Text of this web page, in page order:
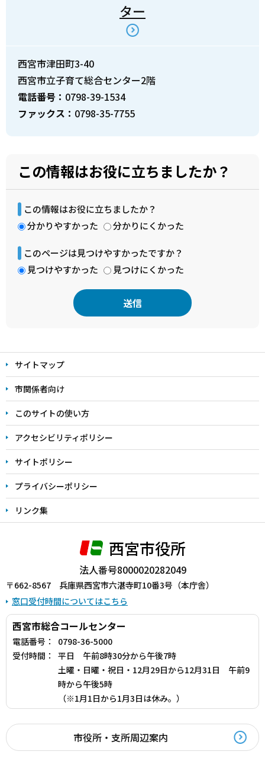
ター
西宮市津田町3-40
西宮市立子育て総合センター2階
電話番号： 0798-39-1534
ファックス： 0798-35-7755
この情報はお役に立ちましたか？
この情報はお役に立ちましたか？
分かりやすかった
分かりにくかった
このページは見つけやすかったですか？
見つけやすかった
見つけにくかった
文
こ
こ
ま
で
サイトマップ
市関係者向け
このサイトの使い方
アクセシビリティポリシー
サイトポリシー
プライバシーポリシー
リンク集
西宮市役所
法人番号8000020282049
〒662-8567 兵庫県西宮市六湛寺町10番3号（本庁舎）
窓口受付時間についてはこちら
西宮市総合コールセンター
電話番号：
0798-36-5000
受付時間：
平日 午前8時30分から午後7時
土曜・日曜・祝日・12月29日から12月31日 午前9
時から午後5時
（※1月1日から1月3日は休み。）
市役所・支所周辺案内